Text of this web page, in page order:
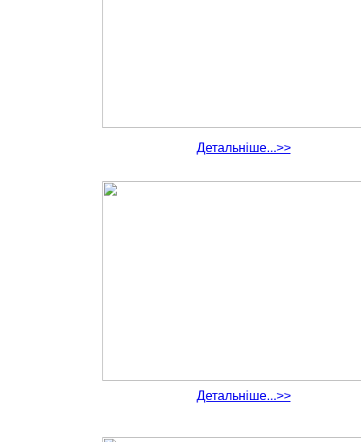
Детальніше...>>
Детальніше...>>